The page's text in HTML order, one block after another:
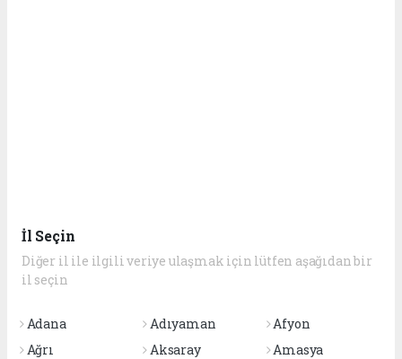
İl Seçin
Diğer il ile ilgili veriye ulaşmak için lütfen aşağıdan bir
il seçin
Adana Adıyaman
Afyon
Ağrı
Aksaray
Amasya